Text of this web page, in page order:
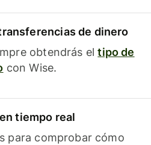
de dinero
obtendrás eltipo de
con Wise.
tiempo real
para comprobar cómo